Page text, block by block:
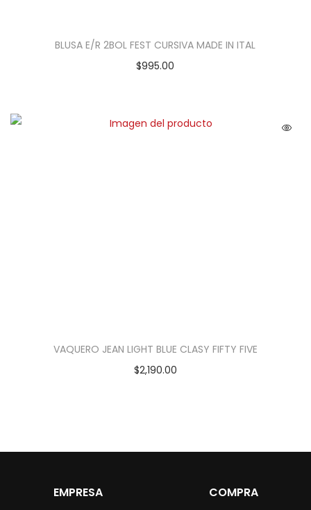
BLUSA E/R 2BOL FEST CURSIVA MADE IN ITAL
$995.00
VAQUERO JEAN LIGHT BLUE CLASY FIFTY FIVE
$2,190.00
EMPRESA COMPRA